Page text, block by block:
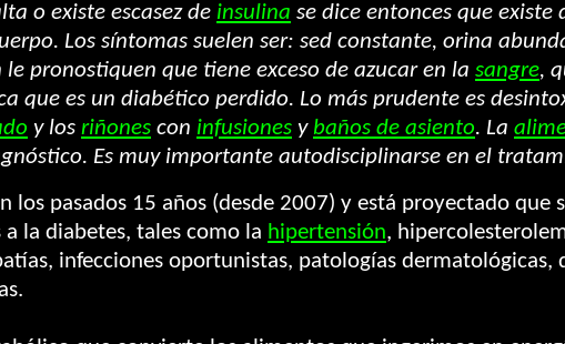
o existe escasez de insulina se dice entonces que
Los síntomas suelen ser: sed constante, orina
pronostiquen que tiene exceso de azucar en la sangre,
que es un diabético perdido. Lo más prudente es
y los riñones con infusiones ybaños de asiento. La
Es muy importante autodisciplinarse en el
los pasados 15 años (desde 2007) y está proyectado
la diabetes, tales como la hipertensión,
infecciones oportunistas, patologías dermatológicas,